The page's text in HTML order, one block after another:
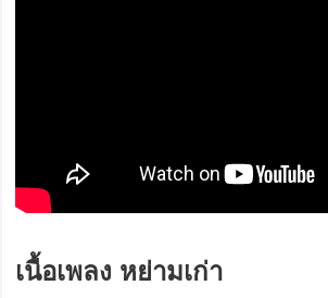
เนื้อเพลง หย่ามเก่า